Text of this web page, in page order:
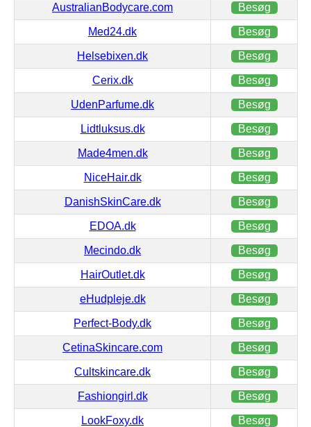
AustralianBodycare.com Besøg
Med24.dk Besøg
Helsebixen.dk Besøg
Cerix.dk Besøg
UdenParfume.dk Besøg
Lidtluksus.dk Besøg
Made4men.dk Besøg
NiceHair.dk Besøg
DanishSkinCare.dk Besøg
EDOA.dk Besøg
Mecindo.dk Besøg
HairOutlet.dk Besøg
eHudpleje.dk Besøg
Perfect-Body.dk Besøg
CetinaSkincare.com Besøg
Cultskincare.dk Besøg
Fashiongirl.dk Besøg
LookFoxy.dk Besøg